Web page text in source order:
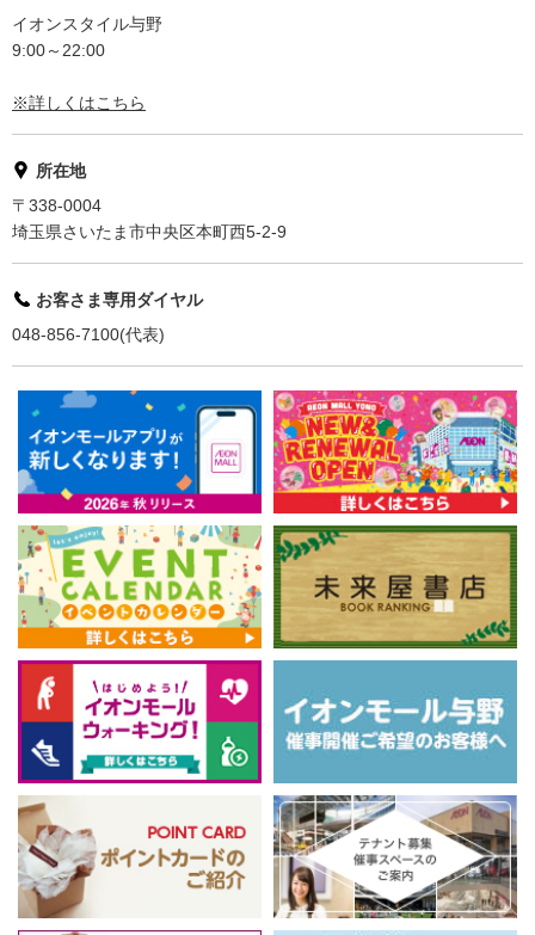
イオンスタイル与野
9:00～22:00
※詳しくはこちら
所在地
〒338-0004
埼玉県さいたま市中央区本町西5-2-9
お客さま専用ダイヤル
048-856-7100(代表)